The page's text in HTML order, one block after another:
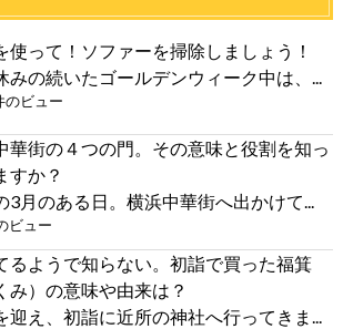
使って！ソファーを掃除しましょう！
みの続いたゴールデンウィーク中は、...
のビュー
華街の４つの門。その意味と役割を知っ
すか？
3月のある日。横浜中華街へ出かけて...
ビュー
るようで知らない。初詣で買った福箕
み）の意味や由来は？
迎え、初詣に近所の神社へ行ってきま...